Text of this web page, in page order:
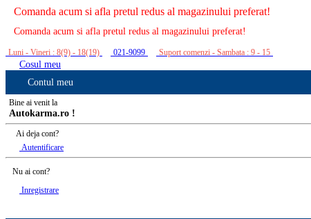
Comanda acum si afla pretul redus al magazinului preferat!
Comanda acum si afla pretul redus al magazinului preferat!
Luni - Vineri : 8(9) - 18(19) 021-9099 Suport comenzi - Sambata : 9 - 15
Cosul meu
Contul meu
Bine ai venit la
Autokarma.ro !
Ai deja cont?
Autentificare
Nu ai cont?
Inregistrare